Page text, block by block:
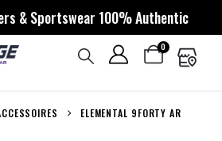
& Sportswear 100% Authentic
0
ELEMENTAL 9FORTY AR